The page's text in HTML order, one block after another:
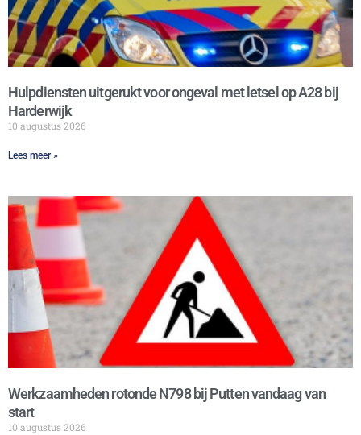
Hulpdiensten uitgerukt voor ongeval met letsel op A28 bij
Harderwijk
10 augustus 2026
Lees meer »
Werkzaamheden rotonde N798 bij Putten vandaag van
start
10 augustus 2026